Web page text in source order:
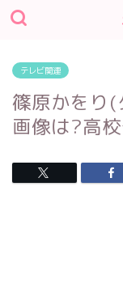
テレビ関連
篠原かをり
画像は?高